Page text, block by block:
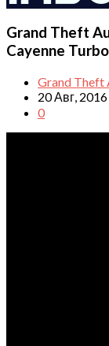
Grand Theft
Cayenne
Grand Theft
20 Авг, 2016
0